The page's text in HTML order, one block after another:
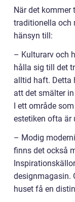
När det
traditionella och
hänsyn till:
– Kulturarv och
hålla sig till det
alltid haft. Detta
att det smälter
I ett område
estetiken ofta är
– Modig
finns det också
designmagasin.
huset få en